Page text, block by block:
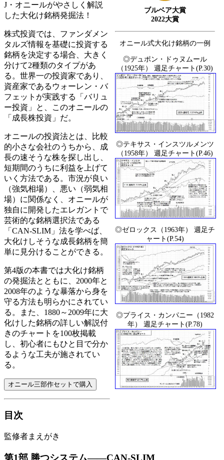
ブルベア大賞
2022大賞
オニール式大化け銘柄の一例
◎デュポン・ドゥヌムール
（1925年） 週足チャート(P.30)
◎テキサス・インスツルメンツ
（1958年） 週足チャート(P.46)
◎ゼロックス（1963年） 週足チ
ャート(P.54)
◎プライス・カンパニー（1982
年） 週足チャート(P.78)
J・オニールがやさしく解説
した大化け銘柄発掘法！
株式投資では、ファンダメン
タルズ情報を基礎に投資する
銘柄を決定する場合、大きく
分けて2種類のタイプがあ
る。世界一の投資家であり、
資産家であるウォーレン・バ
フェットが実践する「バリュ
ー投資」と、このオニールの
「成長株投資」だ。
オニールの投資法とは、比較
的小さな会社のうちから、成
長の速そうな株を探し出し、
短期間のうちに利益を上げて
いく方法である。市況が良い
（強気相場）、悪い（弱気相
場）に関係なく、オニールが
独自に開発したエレガントで
芸術的な銘柄選択法である
「CAN-SLIM」法を学べば、
大化けしそうな成長銘柄を簡
単に見分けることができる。
第4版の本書では大化け銘柄
の発掘法とともに、2000年と
2008年のような暴落から身を
守る方法も明らかにされてい
る。また、1880～2009年に大
化けした銘柄の詳しい解説付
きのチャートを100枚掲載
し、初心者にもひと目で分か
るような工夫が施されてい
る。
目次
監修者まえがき
第1部 勝つシステム――CAN-SLIM